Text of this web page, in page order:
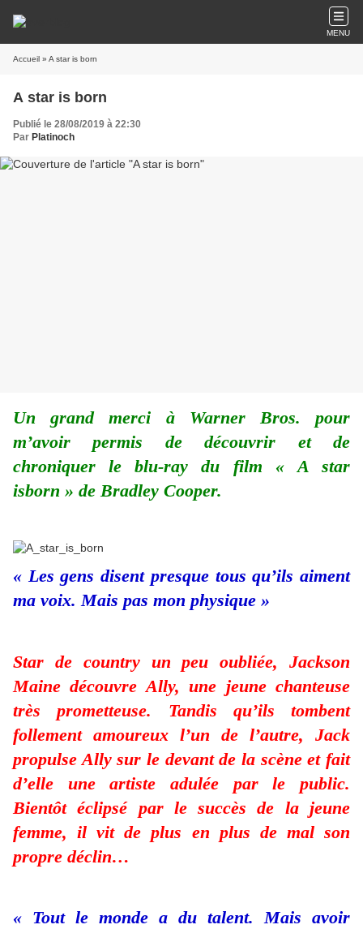
MENU
Accueil » A star is born
A star is born
Publié le 28/08/2019 à 22:30
Par Platinoch
Un grand merci à Warner Bros. pour
m’avoir permis de découvrir et de
chroniquer le blu-ray du film « A star
isborn » de Bradley Cooper.
« Les gens disent presque tous qu’ils aiment
ma voix. Mais pas mon physique »
Star de country un peu oubliée, Jackson
Maine découvre Ally, une jeune chanteuse
très prometteuse. Tandis qu’ils tombent
follement amoureux l’un de l’autre, Jack
propulse Ally sur le devant de la scène et fait
d’elle une artiste adulée par le public.
Bientôt éclipsé par le succès de la jeune
femme, il vit de plus en plus de mal son
propre déclin…
« Tout le monde a du talent. Mais avoir